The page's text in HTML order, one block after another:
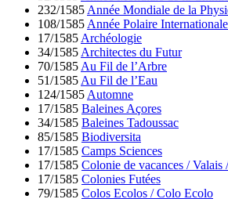
232/1585 Année Mondiale de la
108/1585 Année Polaire
17/1585 Archéologie
34/1585 Architectes du Futur
70/1585 Au Fil de l’Arbre
51/1585 Au Fil de l’Eau
124/1585 Automne
17/1585 Baleines Açores
34/1585 Baleines Tadoussac
85/1585 Biodiversita
17/1585 Camps Sciences
17/1585 Colonie de vacances / Valais
17/1585 Colonies Futées
79/1585 Colos Ecolos / Colo Ecolo